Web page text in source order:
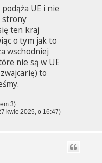
UE i nie
strony
ten kraj
o tym jak to
wschodniej
nie są w UE
to
3):
kwie 2025, o 16:47)